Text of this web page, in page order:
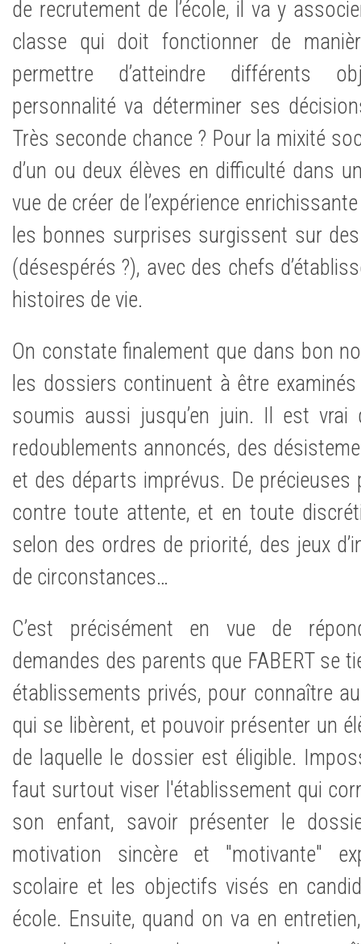
de recrutement de l’école, il va y
classe qui doit fonctionner de
permettre d’atteindre différents
personnalité va déterminer ses
Très seconde chance ? Pour la mixité
d’un ou deux élèves en difficulté dans
vue de créer de l’expérience
les bonnes surprises surgissent sur
(désespérés ?), avec des chefs
histoires de vie.
On constate finalement que dans bon
les dossiers continuent à être
soumis aussi jusqu’en juin. Il est vrai
redoublements annoncés, des
et des départs imprévus. De
contre toute attente, et en toute
selon des ordres de priorité, des jeux
de circonstances…
C’est précisément en vue de
demandes des parents que FABERT se
établissements privés, pour connaître
qui se libèrent, et pouvoir présenter un
de laquelle le dossier est éligible.
faut surtout viser l'établissement qui
son enfant, savoir présenter le
motivation sincère et "motivante"
scolaire et les objectifs visés en
école. Ensuite, quand on va en